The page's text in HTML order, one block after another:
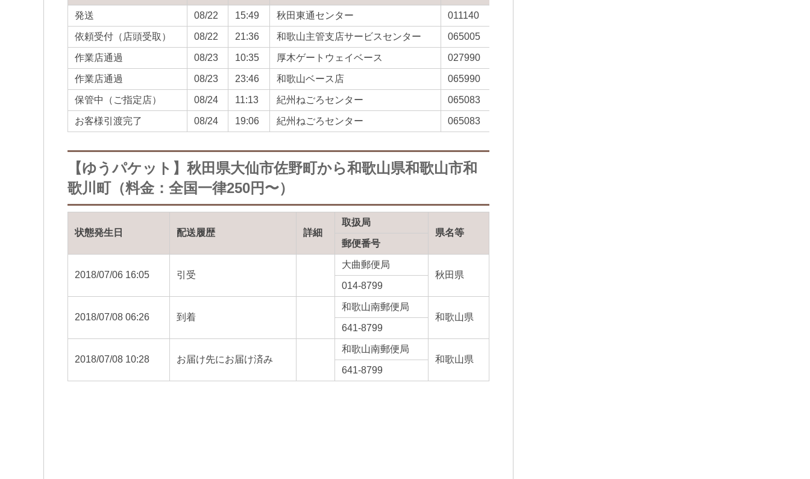
発送 08/22 15:49 秋田東通センター 011140
依頼受付（店頭受取） 08/22 21:36 和歌山主管支店サービスセンター 065005
作業店通過 08/23 10:35 厚木ゲートウェイベース 027990
作業店通過 08/23 23:46 和歌山ベース店 065990
保管中（ご指定店） 08/24 11:13 紀州ねごろセンター 065083
お客様引渡完了 08/24 19:06 紀州ねごろセンター 065083
【ゆうパケット】秋田県大仙市佐野町から和歌山県和歌山市和
歌川町（料金：全国一律250円〜）
状態発生日 配送履歴 詳細
取扱局
県名等
郵便番号
2018/07/06 16:05 引受
大曲郵便局
秋田県
014-8799
2018/07/08 06:26 到着
和歌山南郵便局
和歌山県
641-8799
2018/07/08 10:28 お届け先にお届け済み
和歌山南郵便局
和歌山県
641-8799